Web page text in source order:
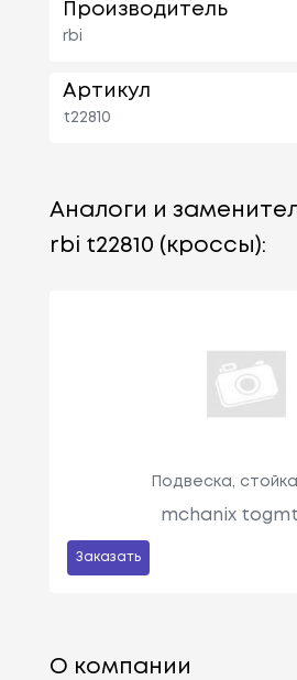
Производитель
rbi
Артикул
t22810
Аналоги и
rbi t22810 (кроссы):
Подвеска,
mchanix
Заказать
О компании